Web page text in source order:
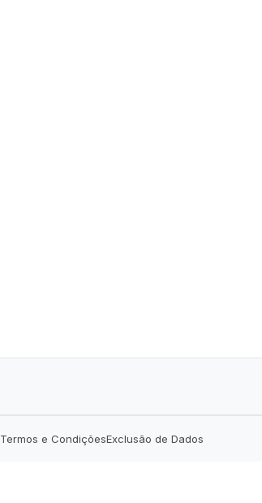
Termos e CondiçõesExclusão de Dados